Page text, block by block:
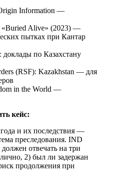
Information —
«Buried Alive» (2023) —
пытках при Кантар
доклады по Казахстану
(RSF): Kazakhstan — для
in the World —
кейс:
и их последствия —
преследования. IND
отвечать на три
2) был ли задержан
продолжения при